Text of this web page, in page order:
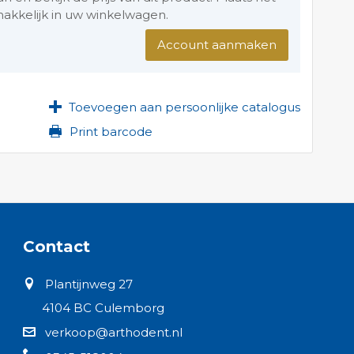
in uw winkelwagen.
Account aanmaken
Toevoegen aan persoonlijke catalogus
Print barcode
Contact
Plantijnweg 27
4104 BC Culemborg
verkoop@arthodent.nl